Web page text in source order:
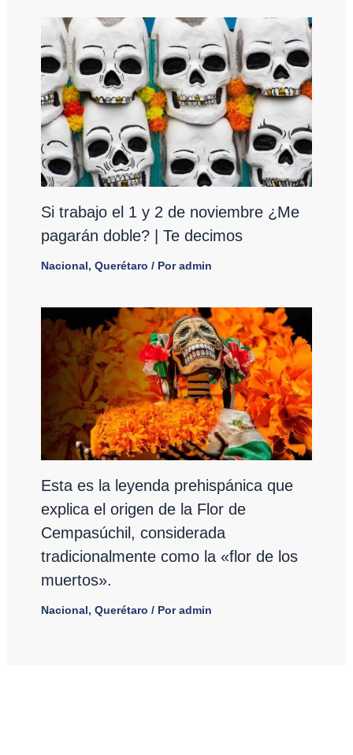
Si trabajo el 1 y 2 de noviembre ¿Me
pagarán doble? | Te decimos
Nacional, Querétaro / Poradmin
Esta es la leyenda prehispánica que
explica el origen de la Flor de
Cempasúchil, considerada
tradicionalmente como la «flor de los
muertos».
Nacional, Querétaro / Poradmin